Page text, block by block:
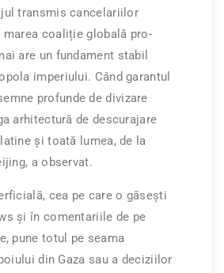
transmis cancelariilor
coaliție globală pro-
are un fundament stabil
imperiului. Când garantul
profunde de divizare
arhitectură de descurajare
și toată lumea, de la
a observat.
cea pe care o găsești
și în comentariile de pe
pune totul pe seama
din Gaza sau a deciziilor